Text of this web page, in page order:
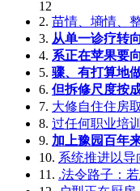
12
2. 苗情、墒情、
3. 从单一诊疗转
4. 系正在苹果要
5. 骤、有打算地
6. 但拆修尺度按
7. 大修自住住房
8. 过任何职业培
9. 加上豫园百年
10. 系统推进以
11. .法令路子：